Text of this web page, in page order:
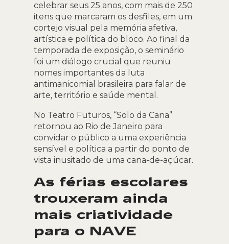
celebrar seus 25 anos, com mais de 250
itens que marcaram os desfiles, em um
cortejo visual pela memória afetiva,
artística e política do bloco. Ao final da
temporada de exposição, o seminário
foi um diálogo crucial que reuniu
nomes importantes da luta
antimanicomial brasileira para falar de
arte, território e saúde mental.
No Teatro Futuros, “Solo da Cana”
retornou ao Rio de Janeiro para
convidar o público a uma experiência
sensível e política a partir do ponto de
vista inusitado de uma cana-de-açúcar.
As férias escolares
trouxeram ainda
mais criatividade
para o NAVE